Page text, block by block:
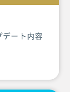
デート内容